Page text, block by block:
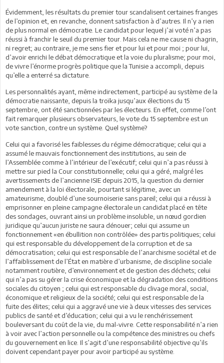
Évidemment, les résultats du premier tour scandalisent certaines franges
de l’opinion et, en revanche, donnent satisfaction à d’autres. Il n’y a rien
de plus normal en démocratie. Le candidat pour lequel j’ai voté n’a pas
réussi à franchir le seuil du premier tour. Mais cela ne me cause ni chagrin,
ni regret; au contraire, je me sens fier et pour lui et pour moi ; pour lui,
d’avoir enrichi le débat démocratique et la voie du pluralisme; pour moi,
de vivre l’énorme progrès politique que la Tunisie a accompli, depuis
qu’elle a enterré sa dictature.
Les personnalités ayant, même indirectement, participé au système de la
démocratie naissante, depuis la troïka jusqu’aux élections du 15
septembre, ont été sanctionnées par les électeurs. En effet, comme l’ont
fait remarquer plusieurs observateurs, le vote du 15 septembre est un
vote sanction, contre un système. Quel système?
Celui qui a favorisé les faiblesses du régime démocratique; celui qui a
assumé le mauvais fonctionnement des institutions, au sein de
l’Assemblée comme à l’intérieur de l’exécutif; celui qui n’a pas réussi à
mettre sur pied la Cour constitutionnelle; celui qui a géré, malgré les
avertissements de l’ancienne ISIE depuis 2015, la question du dernier
amendement à la loi électorale, pourtant si légitime, avec un
amateurisme, doublé d’une sournoiserie sans pareil; celui qui a réussi à
emprisonner en pleine campagne électorale un candidat placé en tête
des sondages, ouvrant ainsi un problème insoluble, un nœud gordien
juridique qu’aucun juriste ne saura dénouer; celui qui assume un
fonctionnement «en ébullition non contrôlée» des partis politiques; celui
qui est responsable du développement de la corruption et de sa
démocratisation; celui qui est responsable de l’anarchisme sociétal et de
l’affaiblissement de l’État en matière d’urbanisme, de discipline sociale
notamment routière, d’environnement et de gestion des déchets; celui
qui n’a pas su gérer la crise économique et la dégradation des conditions
sociales du citoyen ; celui qui est responsable du clivage moral, social,
économique et religieux de la société; celui qui est responsable de la
fuite des élites; celui qui a aggravé une vie à deux vitesses des services
publics de santé et d’éducation; celui qui a vu le renchérissement
bouleversant du coût de la vie, du mal-vivre. Cette responsabilité n’a rien
à voir avec l’action personnelle ou la compétence des ministres ou chefs
du gouvernement en lice. Il s’agit d’une responsabilité objective qu’ils
doivent cependant payer pour avoir participé au système.